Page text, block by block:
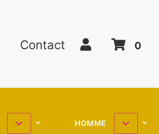
Contact 0
HOMME